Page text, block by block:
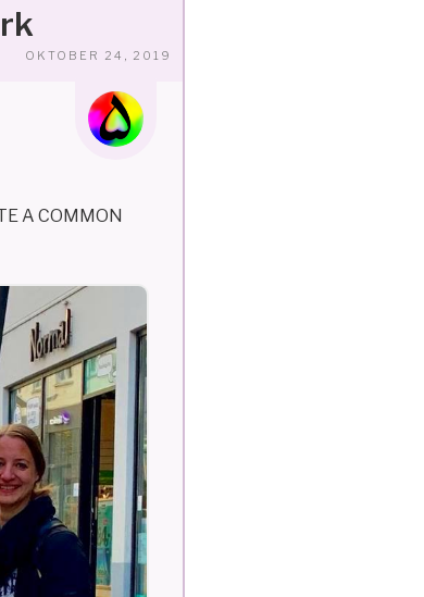
OKTOBER 24, 2019
A COMMON